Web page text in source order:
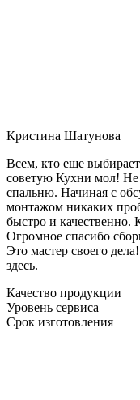
Кристина Шатунова
Всем, кто еще
советую Кухни мол! Не
спальню. Начиная с
монтажом никаких
быстро и качественно.
Огромное спасибо
Это мастер своего
здесь.
Качество продукции
Уровень сервиса
Срок изготовления